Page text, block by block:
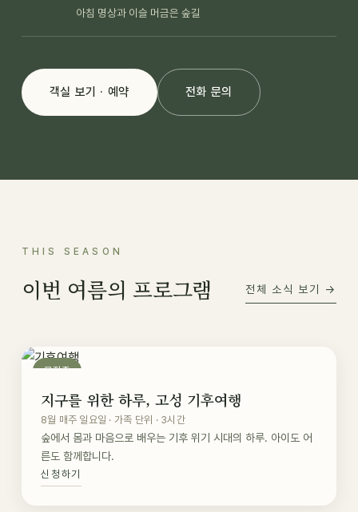
아침 명상과 이슬 머금은 숲길
객실 보기 · 예약 전화 문의
THIS SEASON
이번 여름의 프로그램 전체 소식 보기 →
모집중
지구를 위한 하루, 고성 기후여행
8월 매주 일요일 · 가족 단위 · 3시간
숲에서 몸과 마음으로 배우는 기후 위기 시대의 하루. 아이도 어
른도 함께합니다.
신청하기